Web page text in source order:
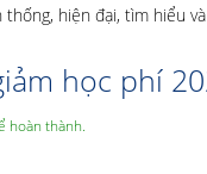
hiện đại, tìm hiểu
học phí
hoàn thành.